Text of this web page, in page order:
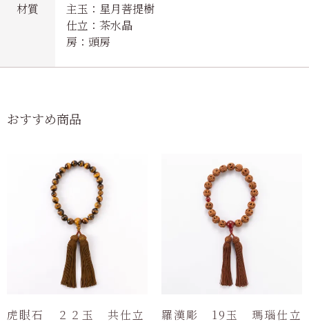
材質
主玉：星月菩提樹
仕立：茶水晶
房：頭房
おすすめ商品
虎眼石 ２２玉 共仕立 羅漢彫 19玉 瑪瑙仕立